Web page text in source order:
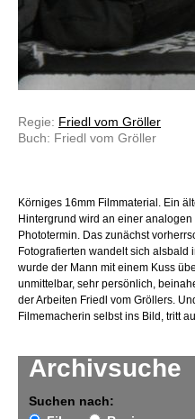
Archivsuche
Suchen nach:
Regie: Friedl vom Gröller
Buch: Friedl vom Gröller
Körniges 16mm Filmmaterial. Ein
Hintergrund wird an einer
Phototermin. Das zunächst
Fotografierten wandelt sich alsbald
wurde der Mann mit einem Kuss
unmittelbar, sehr persönlich,
der Arbeiten Friedl vom Gröllers.
Filmemacherin selbst ins Bild, tritt